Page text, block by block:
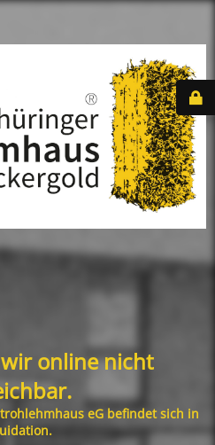
online nicht
eG befindet sich in